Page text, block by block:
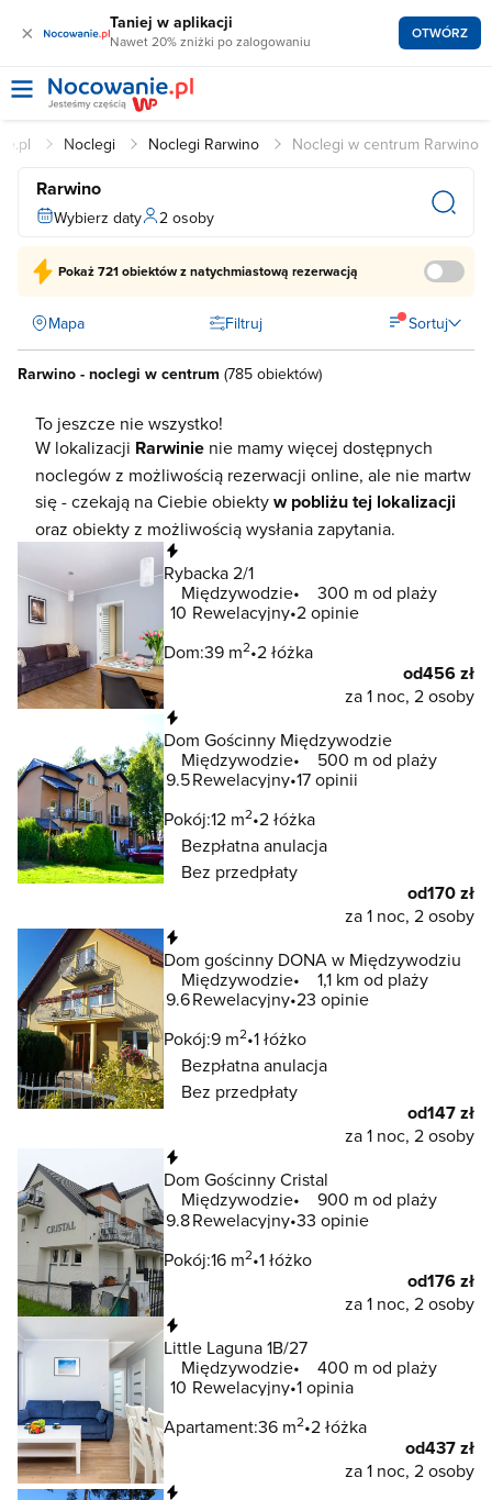
× Taniej w aplikacji
Nawet 20% zniżki po zalogowaniu OTWÓRZ
Noclegi Noclegi Rarwino Noclegi w centrum Rarwino
Rarwino
Wybierz daty 2 osoby
Pokaż721 obiektówz natychmiastową rezerwacją
Mapa Filtruj Sortuj
Rarwino - noclegi w centrum (785 obiektów)
To jeszcze nie wszystko!
W lokalizacji Rarwinie nie mamy więcej dostępnych
noclegów z możliwością rezerwacji online, ale nie martw
się - czekają na Ciebie obiektyw pobliżu tej lokalizacji
oraz obiekty z możliwością wysłania zapytania.
Rybacka 2/1
Międzywodzie
300 m od plaży
10 Rewelacyjny 2 opinie
Dom:39 m2 2 łóżka
od456 zł
za 1 noc, 2 osoby
Dom Gościnny Międzywodzie
Międzywodzie
500 m od plaży
9.5Rewelacyjny 17 opinii
Pokój:12 m2 2 łóżka
Bezpłatna anulacja
Bez przedpłaty
od170 zł
za 1 noc, 2 osoby
Dom gościnny DONA w Międzywodziu
Międzywodzie
1,1 km od plaży
9.6Rewelacyjny 23 opinie
Pokój:9 m2 1 łóżko
Bezpłatna anulacja
Bez przedpłaty
od147 zł
za 1 noc, 2 osoby
Dom Gościnny Cristal
Międzywodzie
900 m od plaży
9.8Rewelacyjny 33 opinie
Pokój:16 m2 1 łóżko
od176 zł
za 1 noc, 2 osoby
Little Laguna 1B/27
Międzywodzie
400 m od plaży
10 Rewelacyjny 1 opinia
Apartament:36 m2 2 łóżka
od437 zł
za 1 noc, 2 osoby